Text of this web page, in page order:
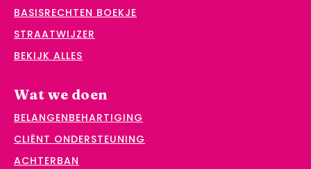
BASISRECHTEN BOEKJE
STRAATWIJZER
BEKIJK ALLES
Wat we doen
BELANGENBEHARTIGING
CLIËNT ONDERSTEUNING
ACHTERBAN